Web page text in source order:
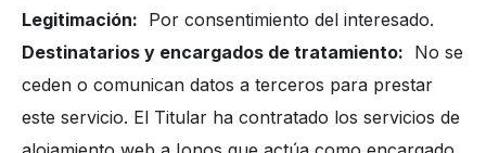
Legitimación: Por consentimiento del interesado.
Destinatarios y encargados de tratamiento: No se
ceden o comunican datos a terceros para prestar
este servicio. El Titular ha contratado los servicios de